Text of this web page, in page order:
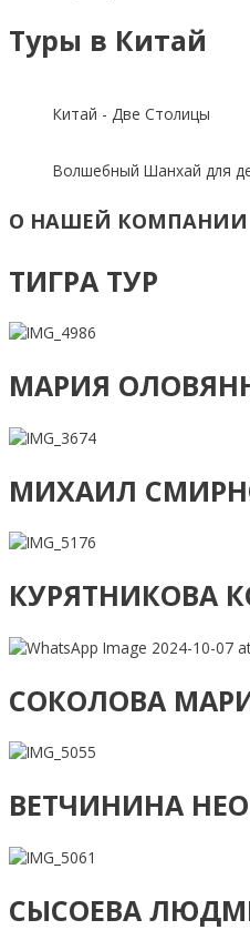
Туры в Китай
Китай - Две Столицы
Волшебный Шанхай для
О НАШЕЙ КОМПАНИИ
ТИГРА ТУР
МАРИЯ
МИХАИЛ
КУРЯТНИКОВА
СОКОЛОВА
ВЕТЧИНИНА
СЫСОЕВА